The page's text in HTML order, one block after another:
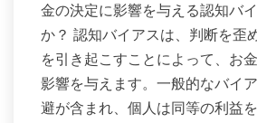
金の決定に影響を与える認知バ
か？ 認知バイアスは、判断を歪
を引き起こすことによって、お
影響を与えます。一般的なバイ
避が含まれ、個人は同等の利益